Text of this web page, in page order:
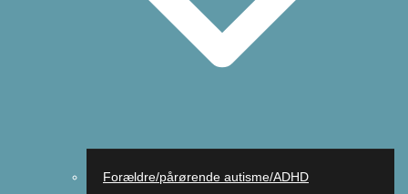
Forældre/pårørende autisme/ADHD